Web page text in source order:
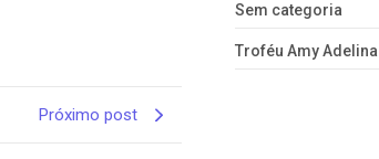
Sem categoria
Troféu Amy Adelina
Próximo post